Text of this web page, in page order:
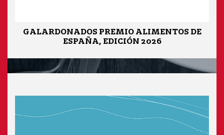
GALARDONADOS PREMIO ALIMENTOS DE
ESPAÑA, EDICIÓN 2026